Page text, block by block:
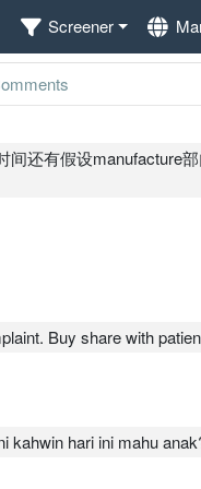
Screener
间还有假设manufacture
Millions
Millions
成绩可能偏差很大
and Q&A
to be arrived in the first
labour costs, shorten
be carried out
project from Petronas to
to customers
mother shares.
Buy share with
kahwin hari ini mahu